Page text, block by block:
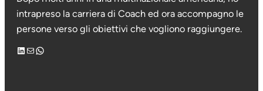
intrapreso la carriera di Coach ed ora accompagno le
persone verso gli obiettivi che vogliono raggiungere.
LinkedIn Email WhatsApp